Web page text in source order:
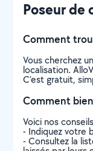
Poseur de
Comment
Vous cherchez
localisation.
C’est gratuit,
Comment
Voici nos
- Indiquez votre
- Consultez la